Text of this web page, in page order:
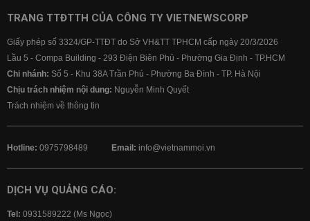
Lãi suất ngân hàng BIDV
Lãi suất ngân hàng Vietcombank
TRANG TTĐTTH CỦA CÔNG TY VIETNEWSCORP
Giấy phép số 3324/GP-TTĐT do Sở VH&TT TPHCM cấp ngày 20/3/2026
Lầu 5 - Compa Building - 293 Điện Biên Phủ - Phường Gia Định - TP.HCM
Chi nhánh: Số 5 - Khu 38A Trần Phú - Phường Ba Đình - TP. Hà Nội
Chịu trách nhiệm nội dung: Nguyễn Minh Quyết
Trách nhiệm về thông tin
Hotline: 0975798489 Email: info@vietnammoi.vn
DỊCH VỤ QUẢNG CÁO:
Tel: 0931589222 (Ms Ngọc)